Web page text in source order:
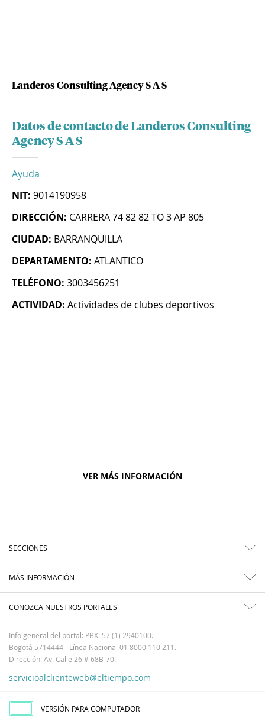
Landeros Consulting Agency S A S
Datos de contacto de Landeros Consulting
Agency S A S
Ayuda
NIT: 9014190958
DIRECCIÓN: CARRERA 74 82 82 TO 3 AP 805
CIUDAD: BARRANQUILLA
DEPARTAMENTO: ATLANTICO
TELÉFONO: 3003456251
ACTIVIDAD: Actividades de clubes deportivos
VER MÁS INFORMACIÓN
SECCIONES
MÁS INFORMACIÓN
CONOZCA NUESTROS PORTALES
Info general del portal: PBX: 57 (1) 2940100.
Bogotá 5714444 - Línea Nacional 01 8000 110 211.
Dirección: Av. Calle 26 # 68B-70.
servicioalclienteweb@eltiempo.com
VERSIÓN PARA COMPUTADOR